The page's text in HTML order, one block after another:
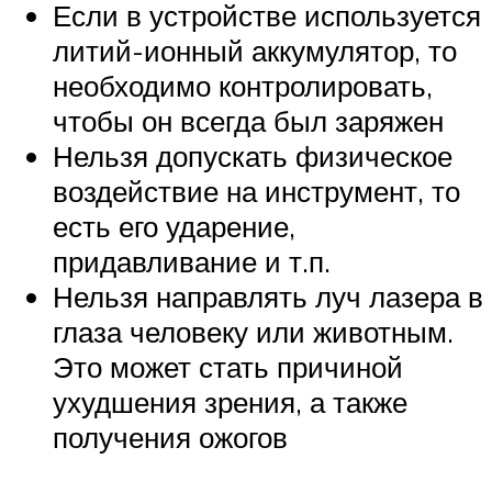
Если в устройстве используется
литий-ионный аккумулятор, то
необходимо контролировать,
чтобы он всегда был заряжен
Нельзя допускать физическое
воздействие на инструмент, то
есть его ударение,
придавливание и т.п.
Нельзя направлять луч лазера в
глаза человеку или животным.
Это может стать причиной
ухудшения зрения, а также
получения ожогов